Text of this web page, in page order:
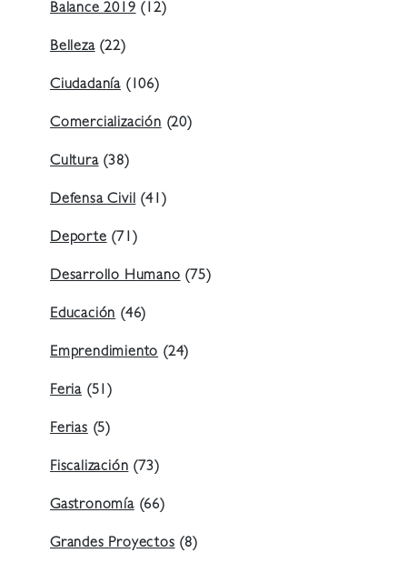
Balance 2019 (12)
Belleza(22)
Ciudadanía (106)
Comercialización (20)
Cultura(38)
Defensa Civil (41)
Deporte (71)
Desarrollo Humano (75)
Educación (46)
Emprendimiento (24)
Feria (51)
Ferias (5)
Fiscalización (73)
Gastronomía(66)
Grandes Proyectos (8)